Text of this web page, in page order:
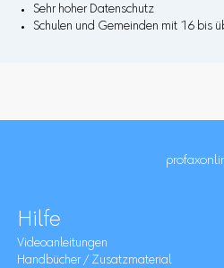
Sehr hoher Datenschutz
Schulen und Gemeinden mit 16 bis
Hilfe
Videoanleitungen
Handbücher / Zusatzmaterial